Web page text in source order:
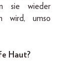
sie wieder
wird, umso
Haut?